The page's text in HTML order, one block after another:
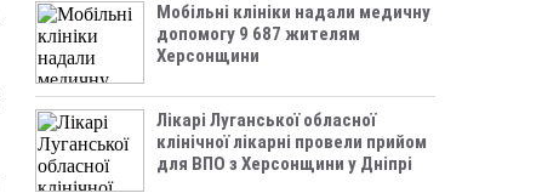
Мобільні клініки надали медичну
допомогу 9 687 жителям
Херсонщини
Лікарі Луганської обласної
клінічної лікарні провели прийом
для ВПО з Херсонщини у Дніпрі